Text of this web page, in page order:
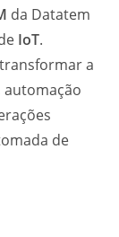
da Datatem
IoT.
a
automação
de